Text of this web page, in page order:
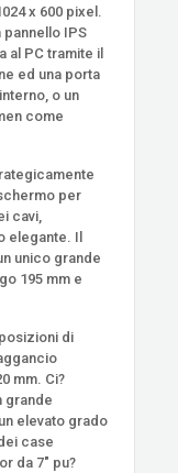
x 600 pixel.
IPS
al PC tramite il
ed una porta
o un
come
per
cavi,
elegante. Il
unico grande
195 mm e
di
mm. Ci?
grande
elevato grado
case
da 7" pu?